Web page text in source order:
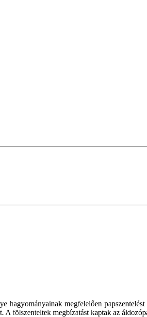
hagyományainak megfelelően
fölszenteltek megbízatást kaptak az